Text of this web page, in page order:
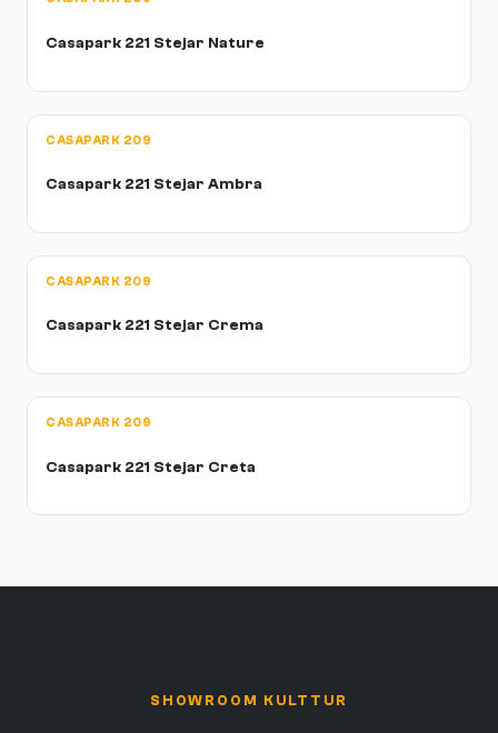
Casapark 221 Stejar Nature
CASAPARK 209
Casapark 221 Stejar Ambra
CASAPARK 209
Casapark 221 Stejar Crema
CASAPARK 209
Casapark 221 Stejar Creta
SHOWROOM KULTTUR